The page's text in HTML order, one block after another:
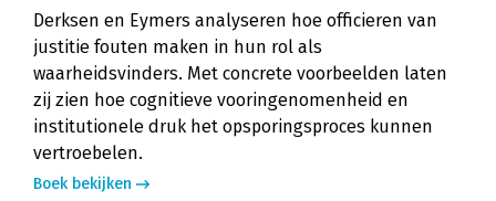
Derksen en Eymers analyseren hoe officieren van
justitie fouten maken in hun rol als
waarheidsvinders. Met concrete voorbeelden laten
zij zien hoe cognitieve vooringenomenheid en
institutionele druk het opsporingsproces kunnen
vertroebelen.
Boek bekijken